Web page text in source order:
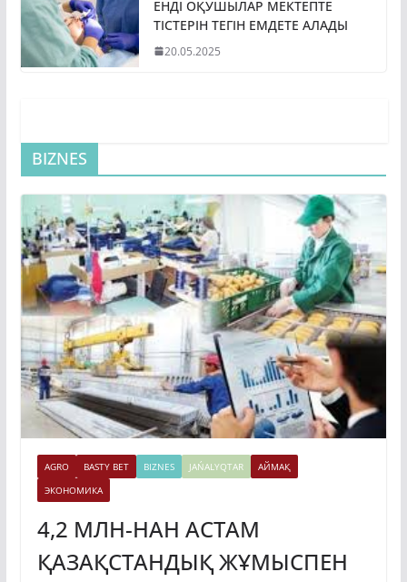
ЕНДІ ОҚУШЫЛАР МЕКТЕПТЕ
ТІСТЕРІН ТЕГІН ЕМДЕТЕ АЛАДЫ
20.05.2025
BIZNES
AGRO BASTY BET BIZNES JAŃALYQTAR
АЙМАҚ
ЭКОНОМИКА
4,2 МЛН-НАН АСТАМ
ҚАЗАҚСТАНДЫҚ ЖҰМЫСПЕН